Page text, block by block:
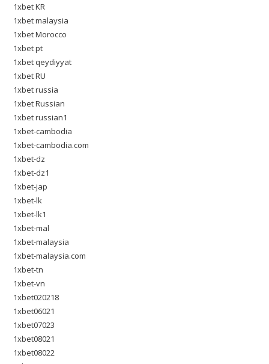
1xbet KR
1xbet malaysia
1xbet Morocco
1xbet pt
1xbet qeydiyyat
1xbet RU
1xbet russia
1xbet Russian
1xbet russian1
1xbet-cambodia
1xbet-cambodia.com
1xbet-dz
1xbet-dz1
1xbet-jap
1xbet-lk
1xbet-lk1
1xbet-mal
1xbet-malaysia
1xbet-malaysia.com
1xbet-tn
1xbet-vn
1xbet020218
1xbet06021
1xbet07023
1xbet08021
1xbet08022